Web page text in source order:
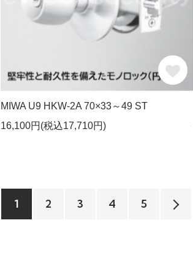
MIWA U9 HKW-2A 70×33～49 ST
16,100円(税込17,710円)
1 2 3 4 5